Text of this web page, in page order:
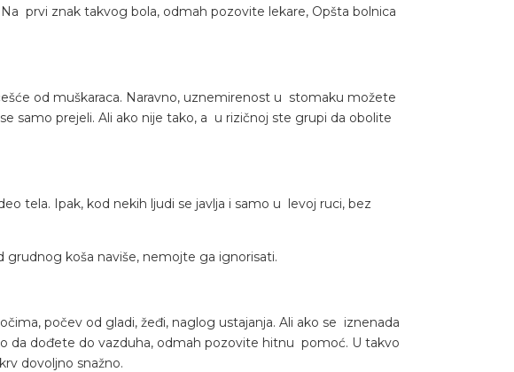
prvi znak takvog bola, odmah pozovite lekare, Opšta bolnica
od muškaraca. Naravno, uznemirenost u stomaku možete
samo prejeli. Ali ako nije tako, a u rizičnoj ste grupi da obolite
tela. Ipak, kod nekih ljudi se javlja i samo u levoj ruci, bez
koša naviše, nemojte ga ignorisati.
počev od gladi, žeđi, naglog ustajanja. Ali ako se iznenada
da dođete do vazduha, odmah pozovite hitnu pomoć. U takvo
dovoljno snažno.